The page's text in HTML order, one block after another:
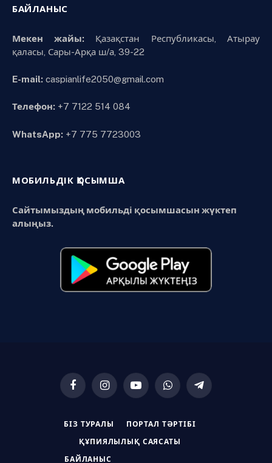
БАЙЛАНЫС
Мекен жайы:Қазақстан Республикасы, Атырау
қаласы, Сары-Арқа ш/а, 39-22
E-mail: caspianlife2050@gmail.com
Телефон: +7 7122 514 084
WhatsApp: +7 775 7723003
МОБИЛЬДІК ҚОСЫМША
Сайтымыздың мобильді қосымшасын жүктеп
алыңыз.
FacebookInstagramYouTubeWhatsAppTelegram
БІЗ ТУРАЛЫ ПОРТАЛ ТӘРТІБІ
ҚҰПИЯЛЫЛЫҚ САЯСАТЫ
БАЙЛАНЫС